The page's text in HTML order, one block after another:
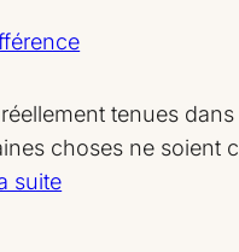
tenues
choses ne soient
suite: